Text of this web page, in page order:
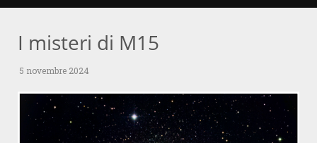
I misteri di M15
5 novembre 2024